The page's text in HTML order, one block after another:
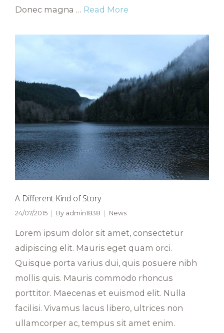
Donec magna … Read More
A Different Kind of Story
24/07/2015 By admin1838 News
Lorem ipsum dolor sit amet, consectetur
adipiscing elit. Mauris eget quam orci.
Quisque porta varius dui, quis posuere nibh
mollis quis. Mauris commodo rhoncus
porttitor. Maecenas et euismod elit. Nulla
facilisi. Vivamus lacus libero, ultrices non
ullamcorper ac, tempus sit amet enim.